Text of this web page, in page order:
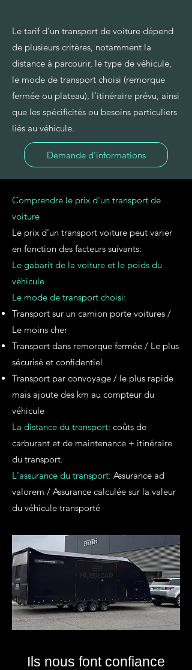
Le tarif d’un transport de voiture dépend
de plusieurs critères, notamment la
distance à parcourir, le type de véhicule,
le mode de transport choisi (remorque
fermée ou plateau), l’itinéraire prévu, ainsi
que les spécificités ou besoins particuliers
liés au véhicule.
Demande d'informations
Comprendre le prix d'un transport de
voiture
Le prix d'un transport voiture peut varier
en fonction des facteurs suivants:
Le gabarit de la voiture et le poids du
véhicule
Le mode de transport choisi:
Transport sur un camion porte voitures /
Le moins cher
Transport dans remorque fermée / Le plus
sécurisé et confidentiel
Transport par convoyage / le plus rapide
mais ajoute des km au compteur du
véhicule
La distance du transport: coûts de
carburant et de maintenance + itinéraire
du transport.
L'assurance du transport: Assurance ad
valorem / Assurance calculée sur la valeur
du véhicule transporté
Ils nous font confiance